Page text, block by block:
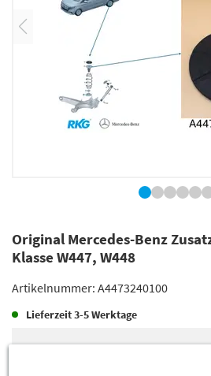
Original Mercedes-Benz
Klasse W447, W448
Artikelnummer: A4473240100
Lieferzeit3-5 Werktage